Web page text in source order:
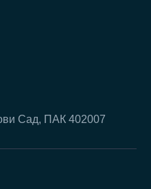
Сад, ПАК 402007